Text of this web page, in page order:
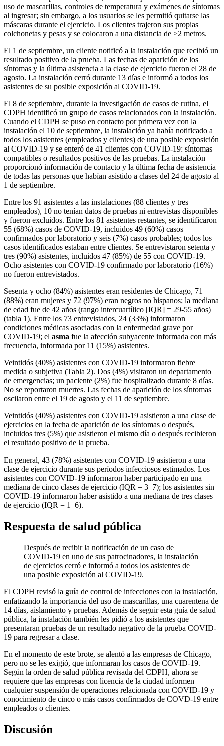
uso de mascarillas, controles de temperatura y exámenes de síntomas
al ingresar; sin embargo, a los usuarios se les permitió quitarse las
máscaras durante el ejercicio. Los clientes trajeron sus propias
colchonetas y pesas y se colocaron a una distancia de ≥2 metros.
El 1 de septiembre, un cliente notificó a la instalación que recibió un
resultado positivo de la prueba. Las fechas de aparición de los
síntomas y la última asistencia a la clase de ejercicio fueron el 28 de
agosto. La instalación cerró durante 13 días e informó a todos los
asistentes de su posible exposición al COVID-19.
El 8 de septiembre, durante la investigación de casos de rutina, el
CDPH identificó un grupo de casos relacionados con la instalación.
Cuando el CDPH se puso en contacto por primera vez con la
instalación el 10 de septiembre, la instalación ya había notificado a
todos los asistentes (empleados y clientes) de una posible exposición
al COVID-19 y se enteró de 41 clientes con COVID-19: síntomas
compatibles o resultados positivos de las pruebas. La instalación
proporcionó información de contacto y la última fecha de asistencia
de todas las personas que habían asistido a clases del 24 de agosto al
1 de septiembre.
Entre los 91 asistentes a las instalaciones (88 clientes y tres
empleados), 10 no tenían datos de pruebas ni entrevistas disponibles
y fueron excluidos. Entre los 81 asistentes restantes, se identificaron
55 (68%) casos de COVID-19, incluidos 49 (60%) casos
confirmados por laboratorio y seis (7%) casos probables; todos los
casos identificados estaban entre clientes. Se entrevistaron setenta y
tres (90%) asistentes, incluidos 47 (85%) de 55 con COVID-19.
Ocho asistentes con COVID-19 confirmado por laboratorio (16%)
no fueron entrevistados.
Sesenta y ocho (84%) asistentes eran residentes de Chicago, 71
(88%) eran mujeres y 72 (97%) eran negros no hispanos; la mediana
de edad fue de 42 años (rango intercuartílico [IQR] = 29-55 años)
(tabla 1). Entre los 73 entrevistados, 24 (33%) informaron
condiciones médicas asociadas con la enfermedad grave por
COVID-19; el asma fue la afección subyacente informada con más
frecuencia, informada por 11 (15%) asistentes.
Veintidós (40%) asistentes con COVID-19 informaron fiebre
medida o subjetiva (Tabla 2). Dos (4%) visitaron un departamento
de emergencias; un paciente (2%) fue hospitalizado durante 8 días.
No se reportaron muertes. Las fechas de aparición de los síntomas
oscilaron entre el 19 de agosto y el 11 de septiembre.
Veintidós (40%) asistentes con COVID-19 asistieron a una clase de
ejercicios en la fecha de aparición de los síntomas o después,
incluidos tres (5%) que asistieron el mismo día o después recibieron
el resultado positivo de la prueba.
En general, 43 (78%) asistentes con COVID-19 asistieron a una
clase de ejercicio durante sus períodos infecciosos estimados. Los
asistentes con COVID-19 informaron haber participado en una
mediana de cinco clases de ejercicio (IQR = 3–7); los asistentes sin
COVID-19 informaron haber asistido a una mediana de tres clases
de ejercicio (IQR = 1–6).
Respuesta de salud pública
Después de recibir la notificación de un caso de
COVID-19 en uno de sus patrocinadores, la instalación
de ejercicios cerró e informó a todos los asistentes de
una posible exposición al COVID-19.
El CDPH revisó la guía de control de infecciones con la instalación,
enfatizando la importancia del uso de mascarillas, una cuarentena de
14 días, aislamiento y pruebas. Además de seguir esta guía de salud
pública, la instalación también les pidió a los asistentes que
presentaran pruebas de un resultado negativo de la prueba COVID-
19 para regresar a clase.
En el momento de este brote, se alentó a las empresas de Chicago,
pero no se les exigió, que informaran los casos de COVID-19.
Según la orden de salud pública revisada del CDPH, ahora se
requiere que las empresas con licencia de la ciudad informen
cualquier suspensión de operaciones relacionada con COVID-19 y
conocimiento de cinco o más casos confirmados de COVD-19 entre
empleados o clientes.
Discusión